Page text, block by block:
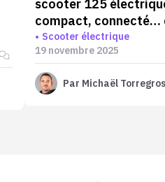
scooter 125
compact, connecté…
étonnamment sérieux
Scooter électrique
19 novembre 2025
Par Michaël